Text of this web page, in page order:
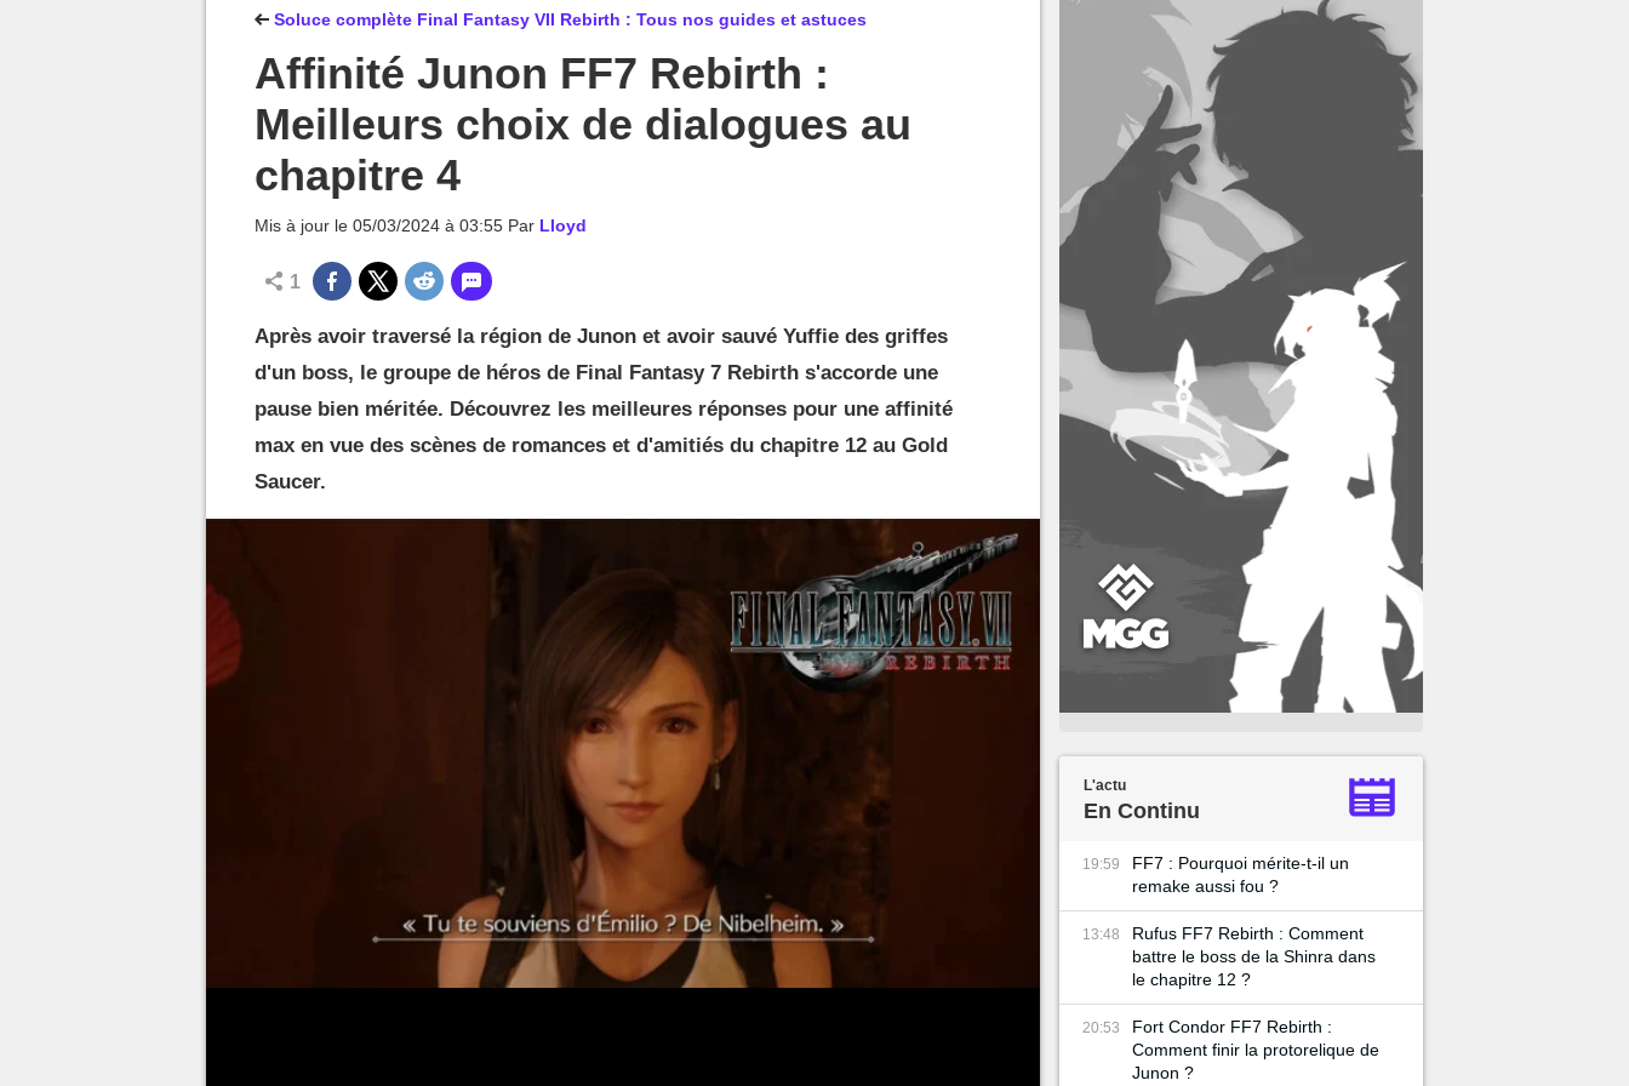
Soluce complète Final Fantasy VII Rebirth : Tous nos guides et astuces
Affinité Junon FF7 Rebirth :
Meilleurs choix de dialogues au
chapitre 4
Mis à jour le 05/03/2024 à 03:55 Par Lloyd
1
Après avoir traversé la région de Junon et avoir sauvé Yuffie des griffes
d'un boss, le groupe de héros de Final Fantasy 7 Rebirth s'accorde une
pause bien méritée. Découvrez les meilleures réponses pour une affinité
max en vue des scènes de romances et d'amitiés du chapitre 12 au Gold
Saucer.
L'actu
En Continu
19:59
FF7 : Pourquoi mérite-t-il un
remake aussi fou ?
13:48
Rufus FF7 Rebirth : Comment
battre le boss de la Shinra dans
le chapitre 12 ?
20:53
Fort Condor FF7 Rebirth :
Comment finir la protorelique de
Junon ?